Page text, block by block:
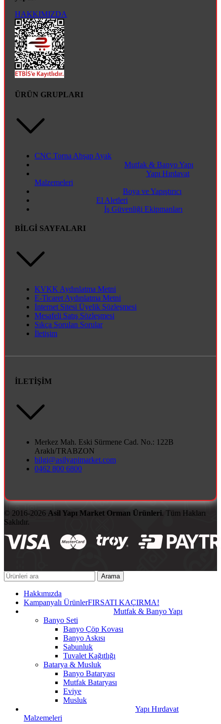
HAKKIMIZDA
ÜRÜN GRUPLARI
CNC Torna Ahşap Ayak
Mutfak & Banyo Yapı
Yapı Hırdavat
Malzemeleri
Boya ve Yapıştırıcı
El Aletleri
İş Güvenliği Ekipmanları
BİLGİ SAYFALARI
KVKK Aydınlatma Metni
E-Ticaret Aydınlatma Metni
İnternet Sitesi Üyelik Sözleşmesi
Mesafeli Satış Sözleşmesi
Sıkça Sorulan Sorular
İletişim
İLETİŞİM
Merkez Mah. Eski Sürmene Cad. No.: 122B
Araklı/TRABZON
bilgi@asilyapimarket.com
0462 800 6800
© 2016-2026 Asil Yapı Market Orman Ürünleri. Tüm Hakları
Saklıdır.
Arama
Hakkımızda
Kampanyalı ÜrünlerFIRSATI KAÇIRMA!
Mutfak & Banyo Yapı
Banyo Seti
Banyo Çöp Kovası
Banyo Askısı
Sabunluk
Tuvalet Kağıtlığı
Batarya & Musluk
Banyo Bataryası
Mutfak Bataryası
Eviye
Musluk
Yapı Hırdavat
Malzemeleri